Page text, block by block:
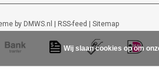
by DMWS.nl | RSS-feed | Sitemap
/10-48beoordelingen opKiyoh
Wij slaan cookies op om